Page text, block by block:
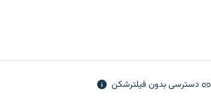
دسترسی بدون فیلترشکن